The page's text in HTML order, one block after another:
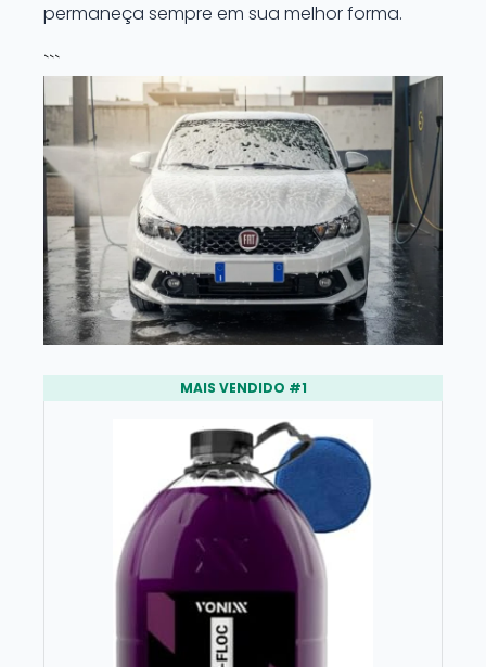
permaneça sempre em sua melhor forma.
```
MAIS VENDIDO #1